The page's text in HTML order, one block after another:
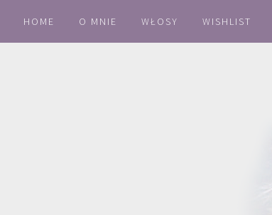
HOME O MNIE WŁOSY WISHLIST